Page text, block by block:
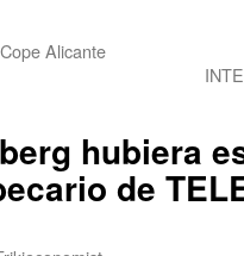
Alicante
hubiera
de